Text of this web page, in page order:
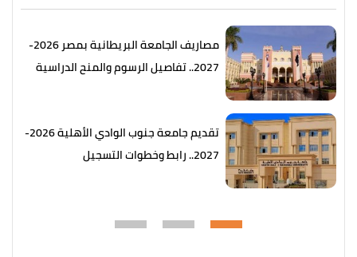
مصاريف الجامعة البريطانية بمصر 2026-
2027.. تفاصيل الرسوم والمنح الدراسية
تقديم جامعة جنوب الوادي الأهلية 2026-
2027.. رابط وخطوات التسجيل